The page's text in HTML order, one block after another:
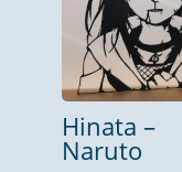
Hinata –
Naruto